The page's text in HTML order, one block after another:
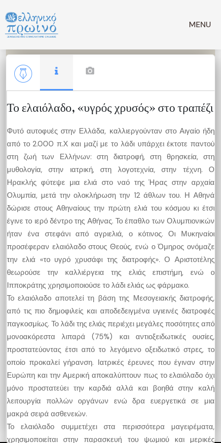
σε
περιεχόμενο
MENU
Το ελαιόλαδο, «υγρός χρυσός» στο τραπέζι
Φυτό αυτοφυές στην Ελλάδα, καλλιεργούνταν στο Αιγαίο ήδη
από το 2.000 π.Χ και μαζί με το λάδι υπάρχει έκτοτε παντού
στη ζωή των Ελλήνων: στη διατροφή, στη θρησκεία, στη
μυθολογία, στην ιατρική, στη λογοτεχνία, στην τέχνη. Ο
Ηρακλής φύτεψε μια ελιά στο ναό της Ήρας στην αρχαία
Ολυμπία, μετά την ολοκλήρωση την 12 άθλων του. Η Αθηνά
δώρισε στους Αθηναίους την πρώτη ελιά του κόσμου κι έτσι
έγινε το ιερό δέντρο της Αθήνας. Το έπαθλο των Ολυμπιονικών
ήταν ένα στεφάνι από αγριελιά, ο κότινος. Οι Μυκηναίοι
προσέφεραν ελαιόλαδο στους Θεούς, ενώ ο Όμηρος ονόμαζε
την ελιά «το υγρό χρυσάφι της διατροφής». Ο Αριστοτέλης
θεωρούσε την καλλιέργεια της ελιάς επιστήμη, ενώ ο
Ιπποκράτης χρησιμοποιούσε το λάδι ελιάς ως φάρμακο.
Το ελαιόλαδο αποτελεί τη βάση της Μεσογειακής διατροφής,
από τις πιο δημοφιλείς και αποδεδειγμένα υγιεινές διατροφές
παγκοσμίως. Το λάδι της ελιάς περιέχει μεγάλες ποσότητες από
μονοακόρεστα λιπαρά (75%) και αντιοξειδωτικές ουσίες,
προστατεύοντας έτσι από το λεγόμενο οξειδωτικό στρες, το
οποίο προκαλεί γήρανση. Ιατρικές έρευνες που έγιναν στην
Ευρώπη και την Αμερική αποκαλύπτουν πως το ελαιόλαδο όχι
μόνο προστατεύει την καρδιά αλλά και βοηθά στην καλή
λειτουργία πολλών οργάνων ενώ δρα ευεργετικά σε μια
μακρά σειρά ασθενειών.
Το ελαιόλαδο συμμετέχει στα περισσότερα μαγειρέματα,
χρησιμοποιείται στην παρασκευή του ψωμιού και μερικές